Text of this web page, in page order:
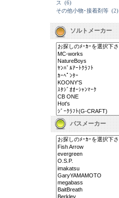
ス
(6)
その他小物･接着剤等 (2)
ソルトメーカー
バスメーカー